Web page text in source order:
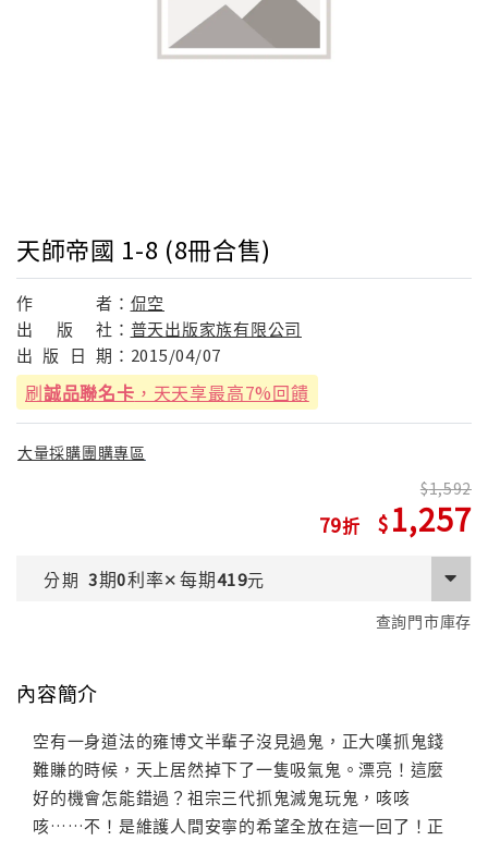
天師帝國 1-8 (8冊合售)
作 者： 侃空
出
版 社： 普天出版家族有限公司
出 版 日 期： 2015/04/07
刷誠品聯名卡 ，天天享最高7%回饋
大量採購團購專區
79
1,592
1,257
分期 3期0利率✕每期419元
查詢門市庫存
內容簡介
空有一身道法的雍博文半輩子沒見過鬼，正大嘆抓鬼錢
難賺的時候，天上居然掉下了一隻吸氣鬼。漂亮！這麼
好的機會怎能錯過？祖宗三代抓鬼滅鬼玩鬼，咳咳
咳……不！是維護人間安寧的希望全放在這一回了！正